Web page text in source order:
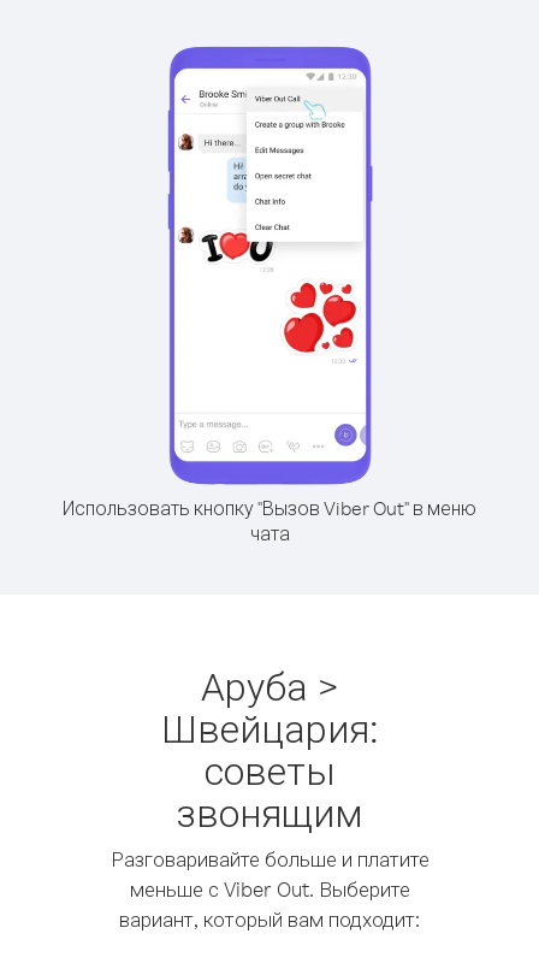
Использовать кнопку "Вызов Viber Out" в меню
чата
Аруба >
Швейцария:
советы
звонящим
Разговаривайте больше и платите
меньше с Viber Out. Выберите
вариант, который вам подходит: